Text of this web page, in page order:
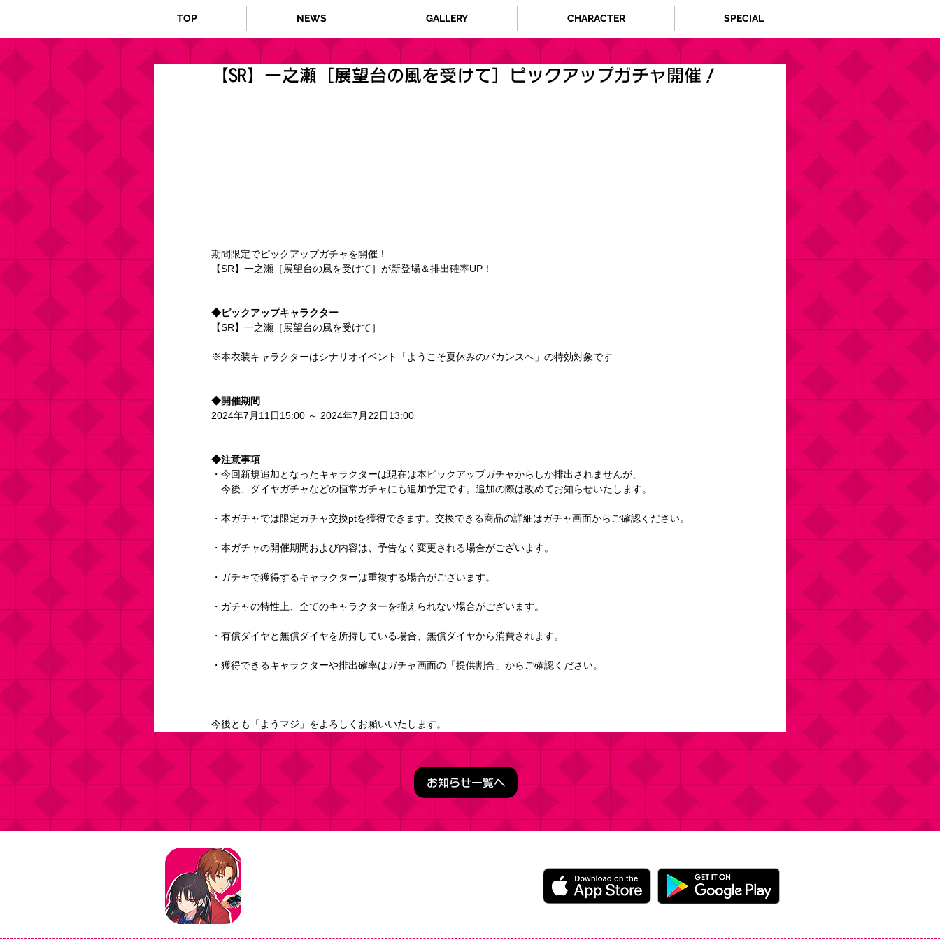
TOP NEWS GALLERY CHARACTER SPECIAL
【SR】一之瀬［展望台の風を受けて］ピックアップガチャ開催！
期間限定でピックアップガチャを開催！
【SR】一之瀬［展望台の風を受けて］が新登場＆排出確率UP！
◆ピックアップキャラクター
【SR】一之瀬［展望台の風を受けて］
※本衣装キャラクターはシナリオイベント「ようこそ夏休みのバカンスへ」の特効対象です
◆開催期間
2024年7月11日15:00 ～ 2024年7月22日13:00
◆注意事項
・今回新規追加となったキャラクターは現在は本ピックアップガチャからしか排出されませんが、
今後、ダイヤガチャなどの恒常ガチャにも追加予定です。追加の際は改めてお知らせいたします。
・本ガチャでは限定ガチャ交換ptを獲得できます。交換できる商品の詳細はガチャ画面からご確認ください。
・本ガチャの開催期間および内容は、予告なく変更される場合がございます。
・ガチャで獲得するキャラクターは重複する場合がございます。
・ガチャの特性上、全てのキャラクターを揃えられない場合がございます。
・有償ダイヤと無償ダイヤを所持している場合、無償ダイヤから消費されます。
・獲得できるキャラクターや排出確率はガチャ画面の「提供割合」からご確認ください。
今後とも「ようマジ」をよろしくお願いいたします。
お知らせ一覧へ